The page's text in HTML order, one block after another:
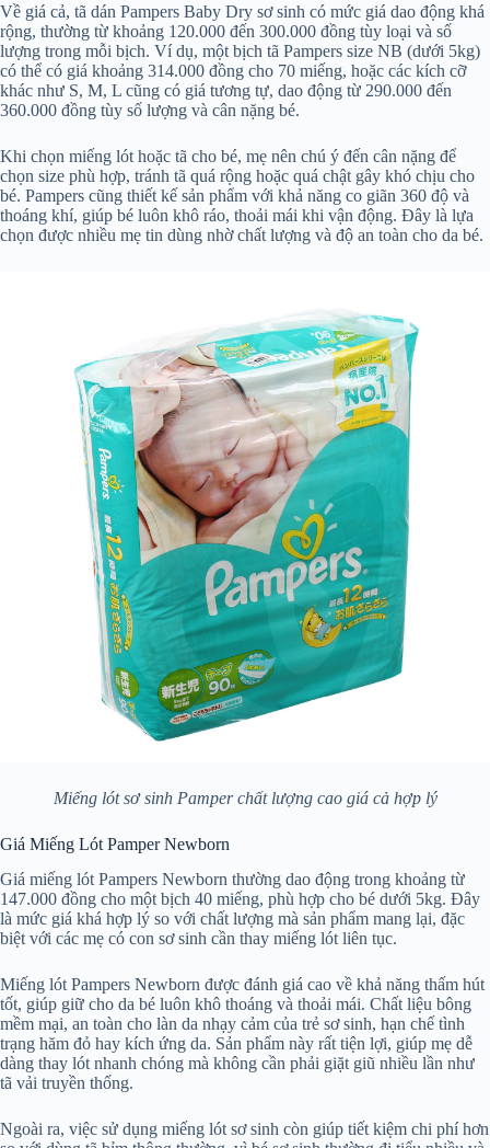
Về giá cả, tã dán Pampers Baby Dry sơ sinh có mức giá dao động khá
rộng, thường từ khoảng 120.000 đến 300.000 đồng tùy loại và số
lượng trong mỗi bịch. Ví dụ, một bịch tã Pampers size NB (dưới 5kg)
có thể có giá khoảng 314.000 đồng cho 70 miếng, hoặc các kích cỡ
khác như S, M, L cũng có giá tương tự, dao động từ 290.000 đến
360.000 đồng tùy số lượng và cân nặng bé.
Khi chọn miếng lót hoặc tã cho bé, mẹ nên chú ý đến cân nặng để
chọn size phù hợp, tránh tã quá rộng hoặc quá chật gây khó chịu cho
bé. Pampers cũng thiết kế sản phẩm với khả năng co giãn 360 độ và
thoáng khí, giúp bé luôn khô ráo, thoải mái khi vận động. Đây là lựa
chọn được nhiều mẹ tin dùng nhờ chất lượng và độ an toàn cho da bé.
Miếng lót sơ sinh Pamper chất lượng cao giá cả hợp lý
Giá Miếng Lót Pamper Newborn
Giá miếng lót Pampers Newborn thường dao động trong khoảng từ
147.000 đồng cho một bịch 40 miếng, phù hợp cho bé dưới 5kg. Đây
là mức giá khá hợp lý so với chất lượng mà sản phẩm mang lại, đặc
biệt với các mẹ có con sơ sinh cần thay miếng lót liên tục.
Miếng lót Pampers Newborn được đánh giá cao về khả năng thấm hút
tốt, giúp giữ cho da bé luôn khô thoáng và thoải mái. Chất liệu bông
mềm mại, an toàn cho làn da nhạy cảm của trẻ sơ sinh, hạn chế tình
trạng hăm đỏ hay kích ứng da. Sản phẩm này rất tiện lợi, giúp mẹ dễ
dàng thay lót nhanh chóng mà không cần phải giặt giũ nhiều lần như
tã vải truyền thống.
Ngoài ra, việc sử dụng miếng lót sơ sinh còn giúp tiết kiệm chi phí hơn